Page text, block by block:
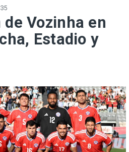
Vozinha en
Estadio y